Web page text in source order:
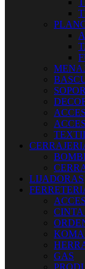
LIJADORAS
KOMA
GAS